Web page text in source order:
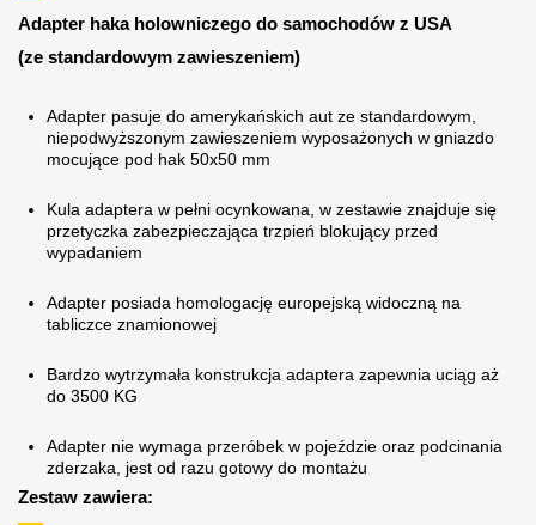
Adapter haka holowniczego do samochodów z USA
(ze standardowym zawieszeniem)
Adapter pasuje do amerykańskich aut ze standardowym,
niepodwyższonym zawieszeniem wyposażonych w gniazdo
mocujące pod hak 50x50 mm
Kula adaptera w pełni ocynkowana, w zestawie znajduje się
przetyczka zabezpieczająca trzpień blokujący przed
wypadaniem
Adapter posiada homologację europejską widoczną na
tabliczce znamionowej
Bardzo wytrzymała konstrukcja adaptera zapewnia uciąg aż
do 3500 KG
Adapter nie wymaga przeróbek w pojeździe oraz podcinania
zderzaka, jest od razu gotowy do montażu
Zestaw zawiera: